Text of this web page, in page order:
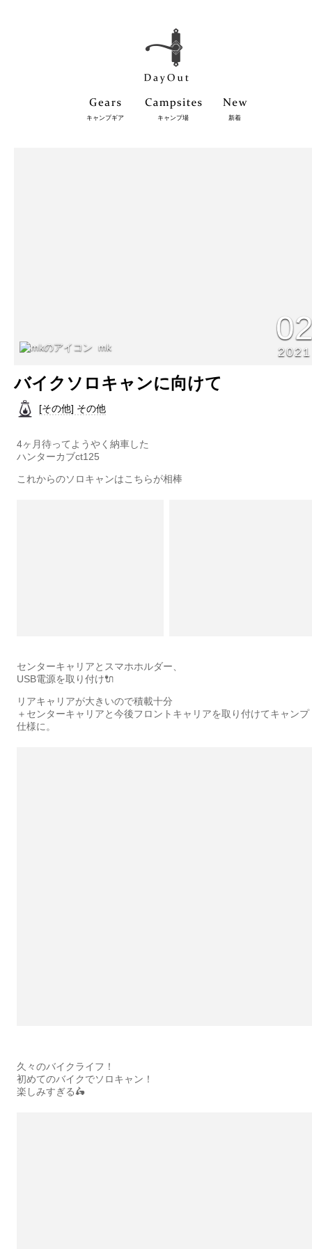
キャンプギア キャンプ場 新着
mk 2021
バイクソロキャンに向けて
[その他] その他
4ヶ月待ってようやく納車した
ハンターカブct125
これからのソロキャンはこちらが相棒
センターキャリアとスマホホルダー、
USB電源を取り付け🔌
リアキャリアが大きいので積載十分
＋センターキャリアと今後フロントキャリアを取り付けてキャンプ
仕様に。
久々のバイクライフ！
初めてのバイクでソロキャン！
楽しみすぎる🛵